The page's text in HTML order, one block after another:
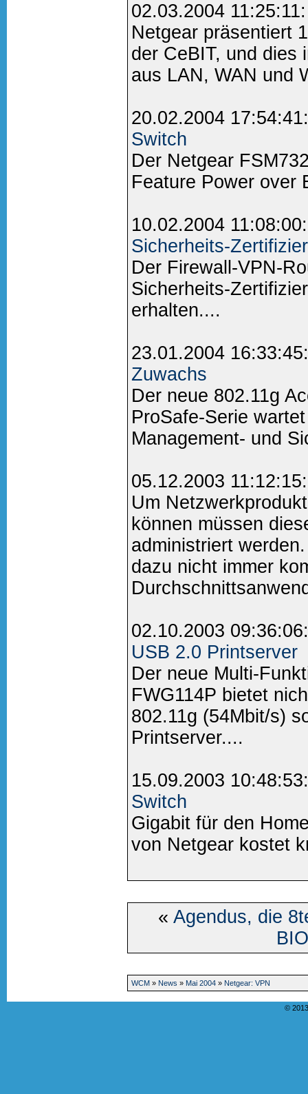
02.03.2004
Netgear präsentiert
der CeBIT, und dies
aus LAN, WAN und
20.02.2004
Switch
Der Netgear
Feature Power over
10.02.2004
Sicherheits-
Der Firewall-VPN-
Sicherheits-
erhalten....
23.01.2004
Zuwachs
Der neue 802.11g
ProSafe-Serie
Management- und
05.12.2003
Um
können müssen
administriert
dazu nicht immer
02.10.2003
USB 2.0 Printserver
Der neue Multi-
FWG114P bietet
802.11g (54Mbit/s)
Printserver....
15.09.2003
Switch
Gigabit für den
von Netgear kostet
«Agendus, die
WCM » News » Mai 2004» Netgear: VPN
©